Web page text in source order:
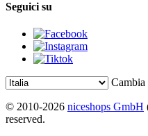
Seguici su
Cambia
© 2010-2026 niceshops GmbH
reserved.